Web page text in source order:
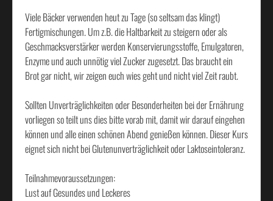
Viele Bäcker verwenden heut zu Tage (so seltsam das klingt)
Fertigmischungen. Um z.B. die Haltbarkeit zu steigern oder als
Geschmacksverstärker werden Konservierungsstoffe, Emulgatoren,
Enzyme und auch unnötig viel Zucker zugesetzt. Das braucht ein
Brot gar nicht, wir zeigen euch wies geht und nicht viel Zeit raubt.
Sollten Unverträglichkeiten oder Besonderheiten bei der Ernährung
vorliegen so teilt uns dies bitte vorab mit, damit wir darauf eingehen
können und alle einen schönen Abend genießen können. Dieser Kurs
eignet sich nicht bei Glutenunverträglichkeit oder Laktoseintoleranz.
Teilnahmevoraussetzungen:
Lust auf Gesundes und Leckeres